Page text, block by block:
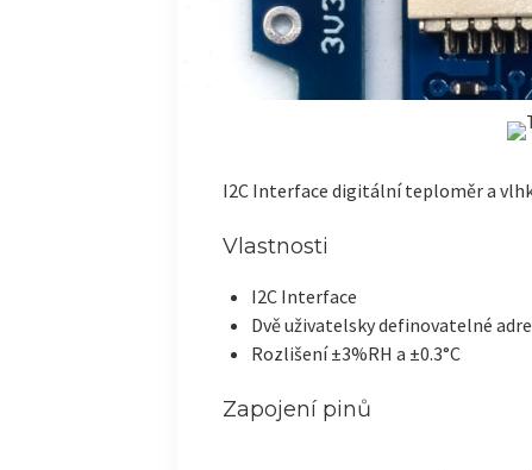
I2C Interface digitální teploměr a
Vlastnosti
I2C Interface
Dvě uživatelsky definovatelné
Rozlišení ±3%RH a ±0.3°C
Zapojení pinů